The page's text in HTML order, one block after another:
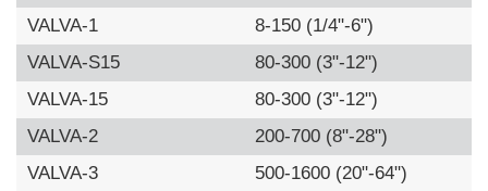
VALVA-1
8-150 (1/4"-6")
VALVA-S15
80-300 (3"-12")
VALVA-15
80-300 (3"-12")
VALVA-2
200-700 (8"-28")
VALVA-3
500-1600 (20"-64")